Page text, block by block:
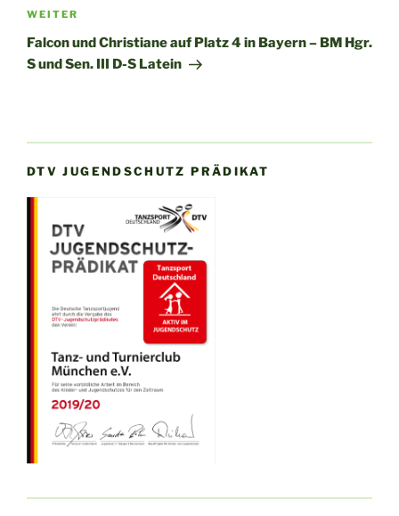
Nächster
Beitrag
WEITER
Falcon und Christiane auf Platz 4 in Bayern – BM Hgr.
S und Sen. III D-S Latein
DTV JUGENDSCHUTZ PRÄDIKAT